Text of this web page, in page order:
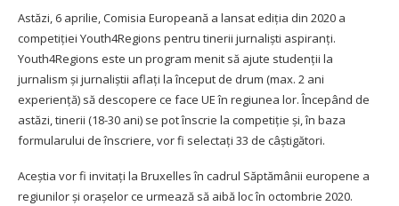
Astăzi, 6 aprilie, Comisia Europeană a lansat ediția din 2020 a
competiției Youth4Regions pentru tinerii jurnaliști aspiranți.
Youth4Regions este un program menit să ajute studenții la
jurnalism și jurnaliștii aflați la început de drum (max. 2 ani
experiență) să descopere ce face UE în regiunea lor. Începând de
astăzi, tinerii (18-30 ani) se pot înscrie la competiție și, în baza
formularului de înscriere, vor fi selectați 33 de câștigători.
Aceștia vor fi invitați la Bruxelles în cadrul Săptămânii europene a
regiunilor și orașelor ce urmează să aibă loc în octombrie 2020.